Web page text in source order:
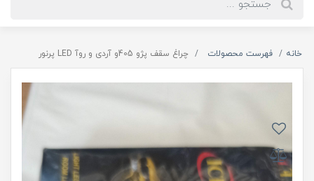
خانه فهرست محصولات چراغ سقف پژو 405و آردی و روآ LED پرنور